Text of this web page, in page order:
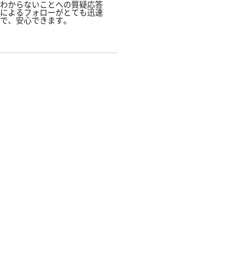
わからないことへの質疑応答
によるフォローがとても迅速
で、安心できます。